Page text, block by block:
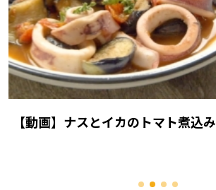
【動画】ナスとイカのトマト煮込み